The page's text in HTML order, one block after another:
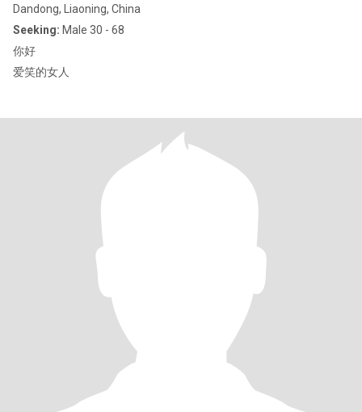
Dandong, Liaoning, China
Seeking: Male 30 - 68
你好
爱笑的女人